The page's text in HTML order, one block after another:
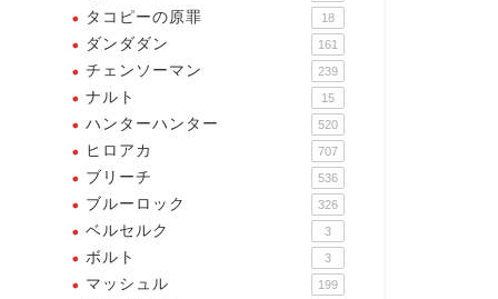
通り、DESPERATEでね
2025年10月13日
全ては「ビーチ」のため！！大
義のために！！戦おう！！！同
士諸君ッ！！！！
タコピーの原罪 18
ダンダダン 161
チェンソーマン 239
ナルト 15
ハンターハンター 520
ヒロアカ 707
ブリーチ 536
ブルーロック 326
ベルセルク 3
ボルト 3
マッシュル 199